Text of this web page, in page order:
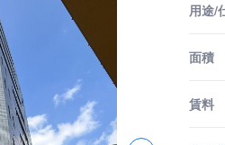
用途/
面積
賃料